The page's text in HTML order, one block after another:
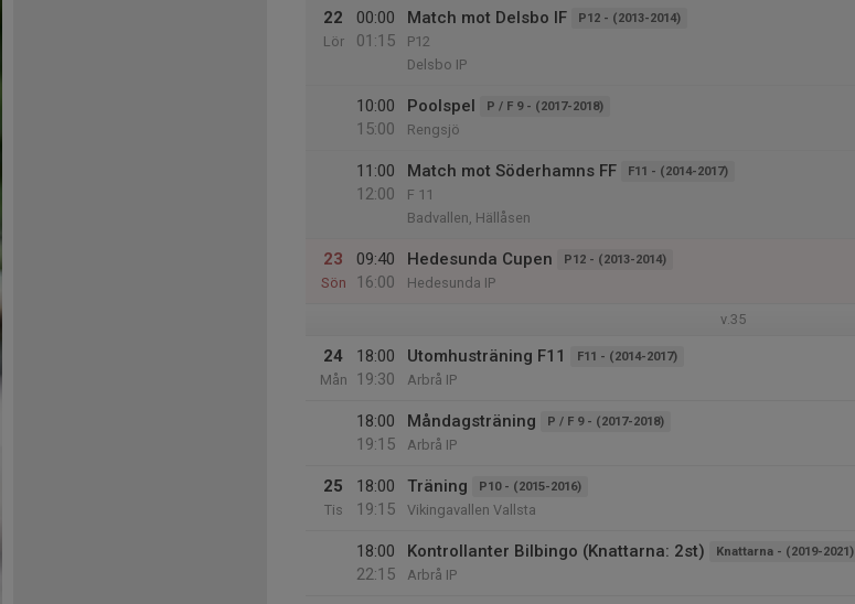
22
Lör
00:00
01:15
Match mot Delsbo IF P12 - (2013-2014)
P12
Delsbo IP
10:00
15:00
Poolspel P / F 9 - (2017-2018)
Rengsjö
11:00
12:00
Match mot Söderhamns FF F11 - (2014-2017)
F 11
Badvallen, Hällåsen
23
Sön
09:40
16:00
Hedesunda Cupen P12 - (2013-2014)
Hedesunda IP
v.35
24
Mån
18:00
19:30
Utomhusträning F11 F11 - (2014-2017)
Arbrå IP
18:00
19:15
Måndagsträning P / F 9 - (2017-2018)
Arbrå IP
25
Tis
18:00
19:15
Träning P10 - (2015-2016)
Vikingavallen Vallsta
18:00
22:15
Kontrollanter Bilbingo (Knattarna: 2st) Knattarna - (2019-2021)
Arbrå IP